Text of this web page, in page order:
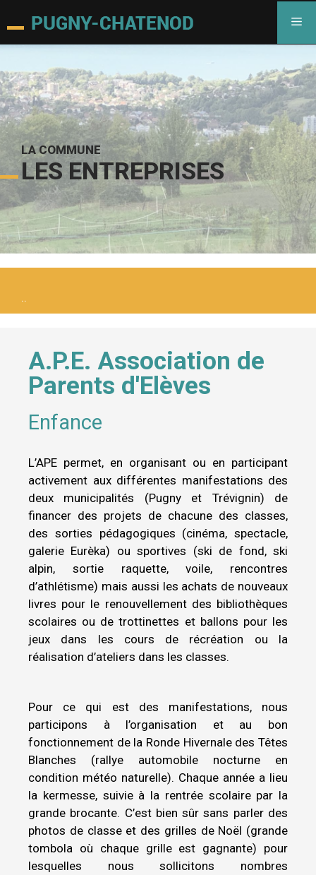
LA COMMUNE
LES ENTREPRISES
..
A.P.E. Association de
Parents d'Elèves
Enfance
L’APE permet, en organisant ou en participant
activement aux différentes manifestations des
deux municipalités (Pugny et Trévignin) de
financer des projets de chacune des classes,
des sorties pédagogiques (cinéma, spectacle,
galerie Eurèka) ou sportives (ski de fond, ski
alpin, sortie raquette, voile, rencontres
d’athlétisme) mais aussi les achats de nouveaux
livres pour le renouvellement des bibliothèques
scolaires ou de trottinettes et ballons pour les
jeux dans les cours de récréation ou la
réalisation d’ateliers dans les classes.
Pour ce qui est des manifestations, nous
participons à l’organisation et au bon
fonctionnement de la Ronde Hivernale des Têtes
Blanches (rallye automobile nocturne en
condition météo naturelle). Chaque année a lieu
la kermesse, suivie à la rentrée scolaire par la
grande brocante. C’est bien sûr sans parler des
photos de classe et des grilles de Noël (grande
tombola où chaque grille est gagnante) pour
lesquelles nous sollicitons nombres